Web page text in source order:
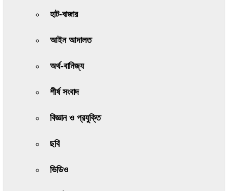
হাট-বাজার
আইন আদালত
অর্থ-বানিজ্য
শীর্ষ সংবাদ
বিজ্ঞান ও প্রযুক্তি
ছবি
ভিডিও